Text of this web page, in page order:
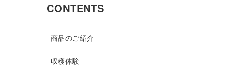
CONTENTS
商品のご紹介
収穫体験